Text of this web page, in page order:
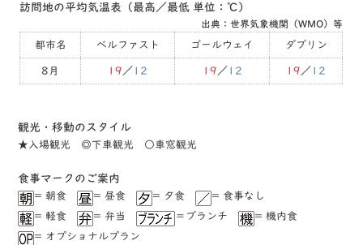
訪問地の平均気温表（最高／最低 単位：℃）
出典：世界気象機関（WMO）等
都市名 ベルファスト ゴールウェイ ダブリン
8月 19 ／ 12 19 ／ 12 19 ／ 12
観光・移動のスタイル
★⼊場観光 ◎下⾞観光 ○⾞窓観光
⾷事マークのご案内
= 朝食 = 昼食 = ⼣食
= ⾷事なし
= 軽⾷
= 弁当 ＝ブランチ
= 機内食
= オプショナルプラン